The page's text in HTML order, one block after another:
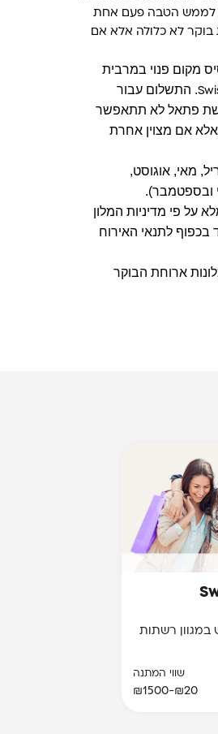
לממש הטבה פעם אחת
לא כלולה אלא אם
מקום פנוי במרבית
. התשלום עבור
פתאל לא תתאפשר
אם מצוין אחרת
מאי, אוגוסט,
ובספטמבר).
על פי מדיניות המלון
בכפוף לתנאי האירוח
ארוחת הבוקר
במגוון רשתות
שווי המתנה
₪20-₪1500